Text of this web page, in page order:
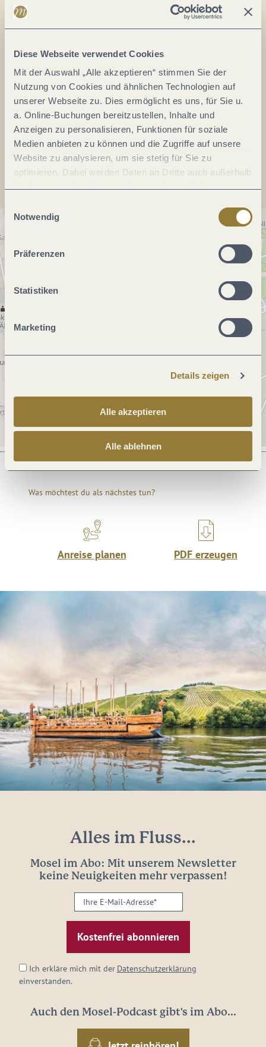
Diese Webseite verwendet Cookies
Mit der Auswahl „Alle akzeptieren“ stimmen Sie der
Nutzung von Cookies und ähnlichen Technologien auf
unserer Webseite zu. Dies ermöglicht es uns, für Sie u.
a. Online-Buchungen bereitzustellen, Inhalte und
Anzeigen zu personalisieren, Funktionen für soziale
Medien anbieten zu können und die Zugriffe auf unsere
Website zu analysieren, um sie stetig für Sie zu
optimieren. Dabei werden Daten an Dritte auch außerhalb
jederzeit widerrufen werden. Mit der Auswahl "Alle
ablehnen" kann es zu Beeinträchtigungen in der Nutzung
Notwendig
Präferenzen
Statistiken
Marketing
Details zeigen
Alle akzeptieren
Alle ablehnen
56856 Zell-Barl
DE
Tel.:(0049) 6542 96960
Fax:(0049) 6542 969646
E-Mail:info@zellmosel.de
Webseite:www.zell-mosel.com
Anreise planen
Was möchtest du als nächstes tun?
Anreise planen PDF erzeugen
Alles im Fluss...
Mosel im Abo: Mit unserem Newsletter
keine Neuigkeiten mehr verpassen!
Ihre
E-
Mail-
Adresse:
Ich erkläre mich mit der Datenschutzerklärung
einverstanden.
Auch den Mosel-Podcast gibt's im Abo...